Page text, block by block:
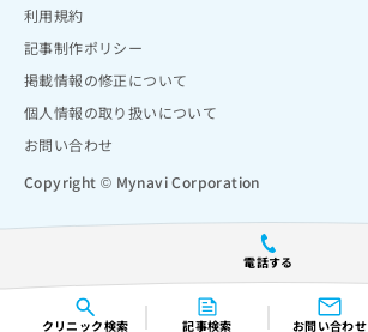
クリニック検索 記事検索 お問い合わせ
電話する
利用規約
記事制作ポリシー
掲載情報の修正について
個人情報の取り扱いについて
お問い合わせ
Copyright © Mynavi Corporation